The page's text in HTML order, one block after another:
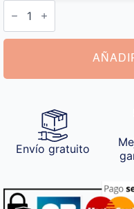
Albornoz
Mujer
Personalizado
cantidad
Envío gratuito